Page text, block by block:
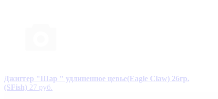
Джиггер "Шар " удлиненное цевье(Eagle Claw) 26гр.
(SFish) 27 руб.